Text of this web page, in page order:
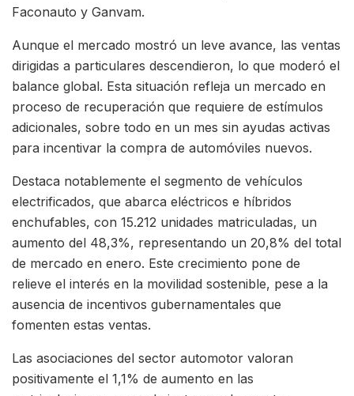
Faconauto y Ganvam.
Aunque el mercado mostró un leve avance, las ventas
dirigidas a particulares descendieron, lo que moderó el
balance global. Esta situación refleja un mercado en
proceso de recuperación que requiere de estímulos
adicionales, sobre todo en un mes sin ayudas activas
para incentivar la compra de automóviles nuevos.
Destaca notablemente el segmento de vehículos
electrificados, que abarca eléctricos e híbridos
enchufables, con 15.212 unidades matriculadas, un
aumento del 48,3%, representando un 20,8% del total
de mercado en enero. Este crecimiento pone de
relieve el interés en la movilidad sostenible, pese a la
ausencia de incentivos gubernamentales que
fomenten estas ventas.
Las asociaciones del sector automotor valoran
positivamente el 1,1% de aumento en las